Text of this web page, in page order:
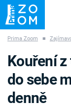
ZÁHADY
Prima Zoom ■
Kouření
do sebe
denně